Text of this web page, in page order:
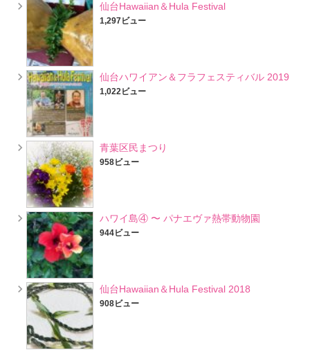
仙台Hawaiian＆Hula Festival
1,297ビュー
仙台ハワイアン＆フラフェスティバル 2019
1,022ビュー
青葉区民まつり
958ビュー
ハワイ島④ 〜 パナエヴァ熱帯動物園
944ビュー
仙台Hawaiian＆Hula Festival 2018
908ビュー